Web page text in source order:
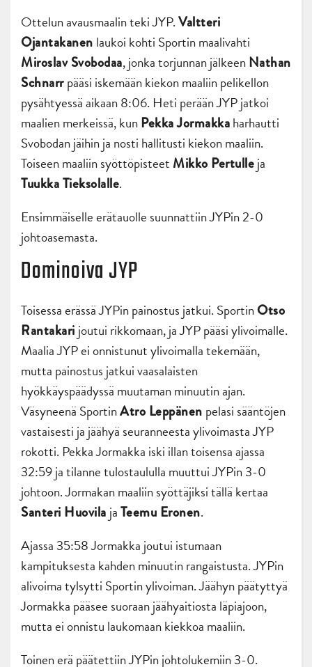
Ottelun avausmaalin teki JYP.Valtteri
Ojantakanen laukoi kohti Sportin maalivahti
Miroslav Svobodaa, jonka torjunnan jälkeenNathan
Schnarrpääsi iskemään kiekon maaliin pelikellon
pysähtyessä aikaan 8:06. Heti perään JYP jatkoi
maalien merkeissä, kunPekka Jormakkaharhautti
Svobodan jäihin ja nosti hallitusti kiekon maaliin.
Toiseen maaliin syöttöpisteet Mikko Pertulleja
Tuukka Tieksolalle.
Ensimmäiselle erätauolle suunnattiin JYPin 2-0
johtoasemasta.
Dominoiva JYP
Toisessa erässä JYPin painostus jatkui. SportinOtso
Rantakari joutui rikkomaan, ja JYP pääsi ylivoimalle.
Maalia JYP ei onnistunut ylivoimalla tekemään,
mutta painostus jatkui vaasalaisten
hyökkäyspäädyssä muutaman minuutin ajan.
Väsyneenä SportinAtro Leppänen pelasi sääntöjen
vastaisesti ja jäähyä seuranneesta ylivoimasta JYP
rokotti. Pekka Jormakka iski illan toisensa ajassa
32:59 ja tilanne tulostaululla muuttui JYPin 3-0
johtoon. Jormakan maaliin syöttäjiksi tällä kertaa
Santeri Huovila jaTeemu Eronen.
Ajassa 35:58 Jormakka joutui istumaan
kampituksesta kahden minuutin rangaistusta. JYPin
alivoima tylsytti Sportin ylivoiman. Jäähyn päätyttyä
Jormakka pääsee suoraan jäähyaitiosta läpiajoon,
mutta ei onnistu laukomaan kiekkoa maaliin.
Toinen erä päätettiin JYPin johtolukemiin 3-0.